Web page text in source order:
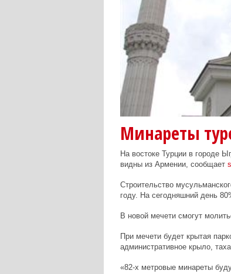
Минареты
На востоке Турции в городе
видны из Армении, сообщает
Строительство
году. На сегодняшний день
В новой мечети смогут
При мечети будет крытая
административное крыло,
«82-х метровые минареты